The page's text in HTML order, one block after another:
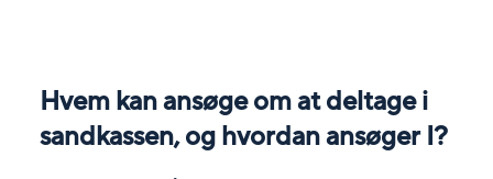
Hvem kan ansøge om at deltage i
sandkassen, og hvordan ansøger I?